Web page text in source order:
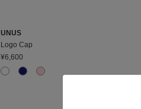
UNUS
Logo Cap
¥6,600